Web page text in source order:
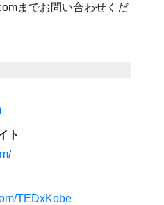
までお問い合わせくだ
ト
TEDxKobe